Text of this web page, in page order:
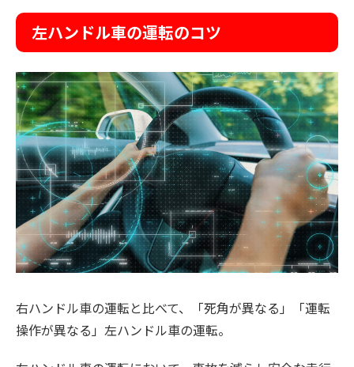
左ハンドル車の運転のコツ
右ハンドル車の運転と比べて、「死角が異なる」「運転
操作が異なる」左ハンドル車の運転。